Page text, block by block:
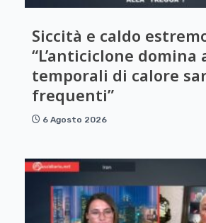
Siccità e caldo
“L’anticiclone domina
temporali di calore
frequenti”
6 Agosto 2026